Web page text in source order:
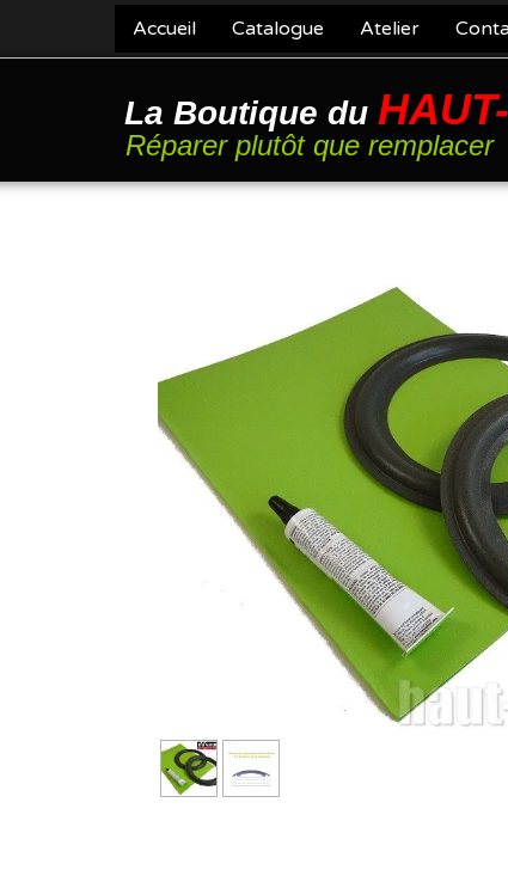
Accueil Catalogue Atelier
La Boutique du
Réparer plutôt que remplacer